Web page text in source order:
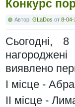
Конкурс
Автор: GLaDos от 8-04-
Сьогодні,
виявлено
І місце -
ІІ місце -